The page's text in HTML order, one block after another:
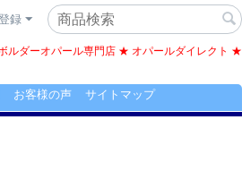
録
ルダーオパール専門店 ★ オパールダイレクト ★
お客様の声 サイトマップ